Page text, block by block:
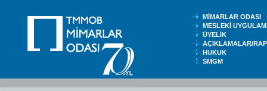
MİMARLAR ODASI
MESLEKİ
ÜYELİK
AÇIKLAMALAR/
HUKUK
SMGM